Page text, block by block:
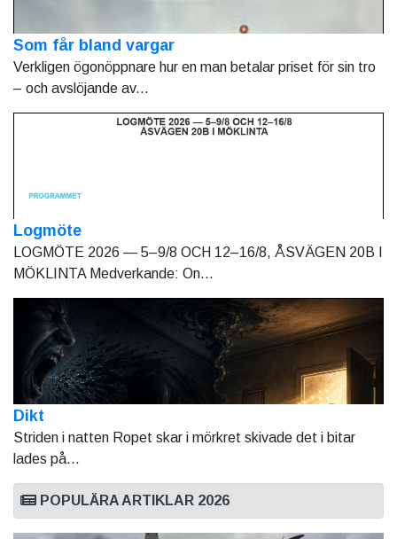
Som får bland vargar
Verkligen ögonöppnare hur en man betalar priset för sin tro
– och avslöjande av...
Logmöte
LOGMÖTE 2026 — 5–9/8 OCH 12–16/8, ÅSVÄGEN 20B I
MÖKLINTA Medverkande: On...
Dikt
Striden i natten Ropet skar i mörkret skivade det i bitar
lades på...
POPULÄRA ARTIKLAR 2026